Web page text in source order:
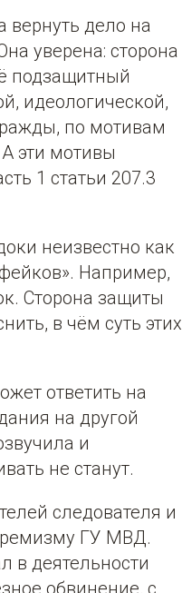
дело на
уверена: сторона
подзащитный
идеологической,
по мотивам
эти мотивы
1 статьи 207.3
неизвестно как
Например,
Сторона защиты
в чём суть этих
ответить на
на другой
и
не станут.
следователя и
ГУ МВД.
в деятельности
обвинение, с